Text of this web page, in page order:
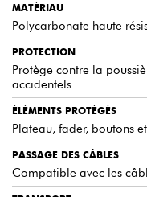
MATÉRIAU
Polycarbonate haute
PROTECTION
Protège contre la
accidentels
ÉLÉMENTS PROTÉGÉS
Plateau, fader, boutons
PASSAGE DES CÂBLES
Compatible avec les